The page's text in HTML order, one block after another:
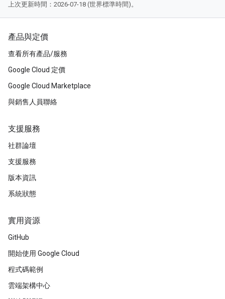
上次更新時間：2026-07-18 (世界標準時間)。
產品與定價
查看所有產品/服務
Google Cloud 定價
Google Cloud Marketplace
與銷售人員聯絡
支援服務
社群論壇
支援服務
版本資訊
系統狀態
實用資源
GitHub
開始使用 Google Cloud
程式碼範例
雲端架構中心